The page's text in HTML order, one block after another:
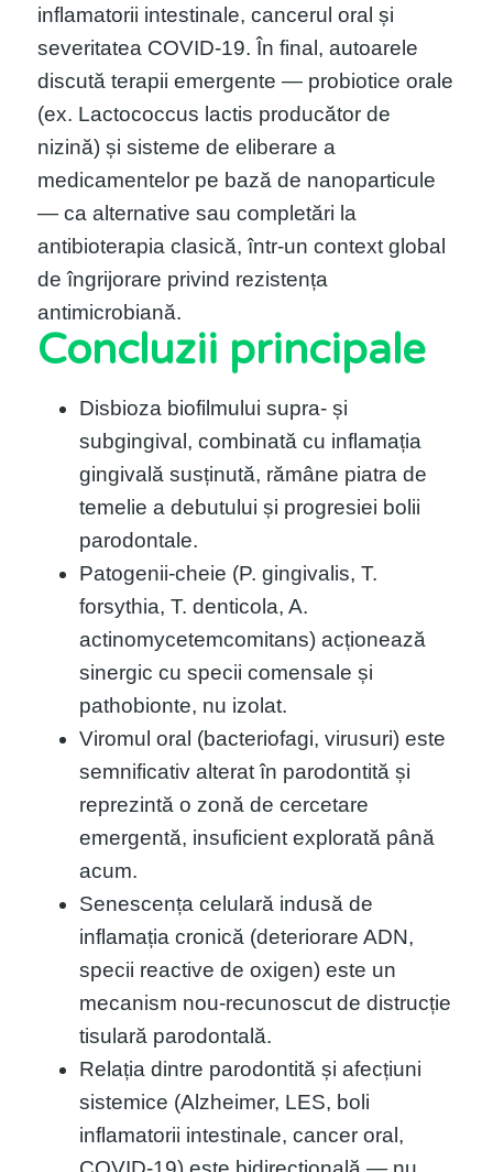
inflamatorii intestinale, cancerul oral și
severitatea COVID-19. În final, autoarele
discută terapii emergente — probiotice orale
(ex. Lactococcus lactis producător de
nizină) și sisteme de eliberare a
medicamentelor pe bază de nanoparticule
— ca alternative sau completări la
antibioterapia clasică, într-un context global
de îngrijorare privind rezistența
antimicrobiană.
Concluzii principale
Disbioza biofilmului supra- și
subgingival, combinată cu inflamația
gingivală susținută, rămâne piatra de
temelie a debutului și progresiei bolii
parodontale.
Patogenii-cheie (P. gingivalis, T.
forsythia, T. denticola, A.
actinomycetemcomitans) acționează
sinergic cu specii comensale și
pathobionte, nu izolat.
Viromul oral (bacteriofagi, virusuri) este
semnificativ alterat în parodontită și
reprezintă o zonă de cercetare
emergentă, insuficient explorată până
acum.
Senescența celulară indusă de
inflamația cronică (deteriorare ADN,
specii reactive de oxigen) este un
mecanism nou-recunoscut de distrucție
tisulară parodontală.
Relația dintre parodontită și afecțiuni
sistemice (Alzheimer, LES, boli
inflamatorii intestinale, cancer oral,